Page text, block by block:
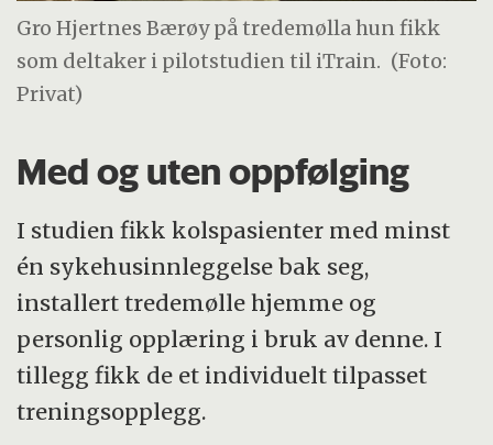
Gro Hjertnes Bærøy på tredemølla hun fikk
som deltaker i pilotstudien til iTrain. (Foto:
Privat)
Med og uten oppfølging
I studien fikk kolspasienter med minst
én sykehusinnleggelse bak seg,
installert tredemølle hjemme og
personlig opplæring i bruk av denne. I
tillegg fikk de et individuelt tilpasset
treningsopplegg.